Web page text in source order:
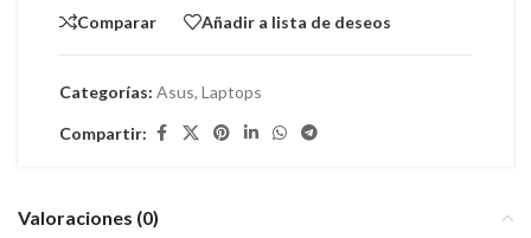
Comparar Añadir a lista de deseos
Categorías: Asus, Laptops
Compartir:
Valoraciones (0)